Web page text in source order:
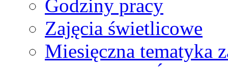
Godziny pracy
Zajęcia świetlicowe
Miesięczna tematyka